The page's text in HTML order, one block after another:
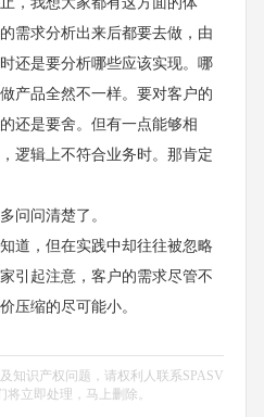
需求分析出来后都要去做，由
还是要分析哪些应该实现。哪
产品全然不一样。要对客户的
还是要舍。但有一点能够相
逻辑上不符合业务时。那肯定
问清楚了。
，但在实践中却往往被忽略
引起注意，客户的需求尽管不
压缩的尽可能小。
知识产权问题，请权利人联系SPASV
将立即处理，马上删除。